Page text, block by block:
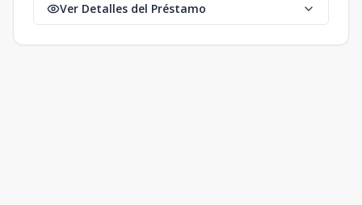
Ver Detalles del Préstamo